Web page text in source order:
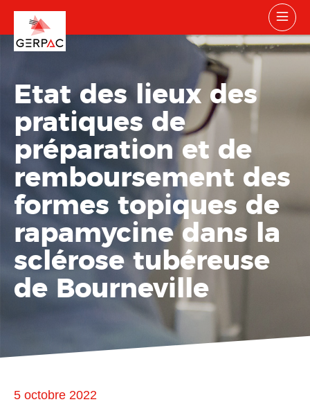
Etat des lieux des
pratiques de
préparation et de
remboursement des
formes topiques de
rapamycine dans la
sclérose tubéreuse
de Bourneville
5 octobre 2022